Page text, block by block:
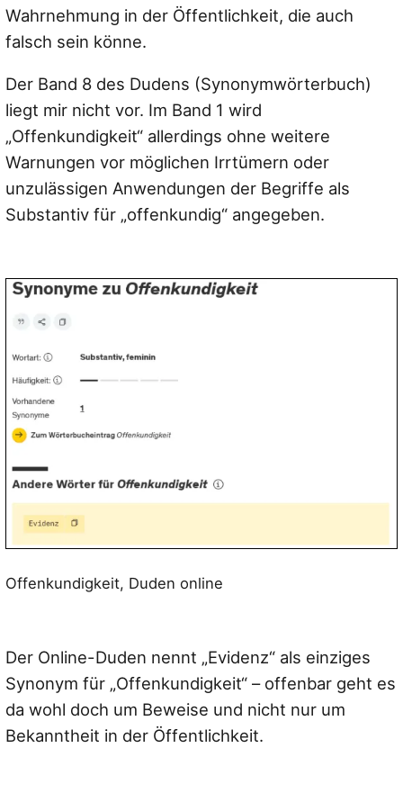
Wahrnehmung in der Öffentlichkeit, die auch
falsch sein könne.
Der Band 8 des Dudens (Synonymwörterbuch)
liegt mir nicht vor. Im Band 1 wird
„Offenkundigkeit“ allerdings ohne weitere
Warnungen vor möglichen Irrtümern oder
unzulässigen Anwendungen der Begriffe als
Substantiv für „offenkundig“ angegeben.
Offenkundigkeit, Duden online
Der Online-Duden nennt „Evidenz“ als einziges
Synonym für „Offenkundigkeit“ – offenbar geht es
da wohl doch um Beweise und nicht nur um
Bekanntheit in der Öffentlichkeit.